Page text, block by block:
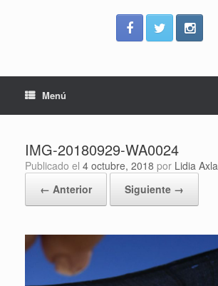
Menú
IMG-20180929-WA0024
Publicado el 4 octubre, 2018 por Lidia Axla
← Anterior
Siguiente →